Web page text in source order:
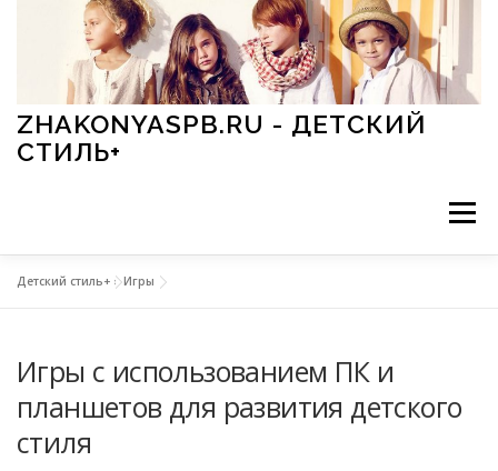
Перейти к содержимому
ZHAKONYASPB.RU - ДЕТСКИЙ
СТИЛЬ+
Меню
ПРАЗДНИКИ СТИЛЬ СТАТЬИ
Детский стиль+ »Игры
Игры с использованием ПК и
планшетов для развития детского
стиля